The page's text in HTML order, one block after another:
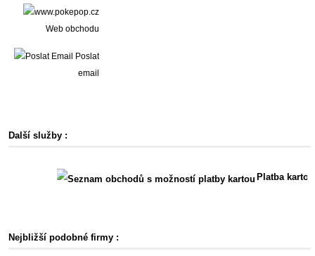
Web obchodu
Poslat
email
Další služby :
Platba kartou
Nejbližší podobné firmy :